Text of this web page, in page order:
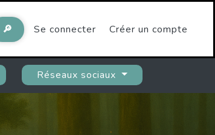
🔎 Se connecter Créer un compte
Réseaux sociaux